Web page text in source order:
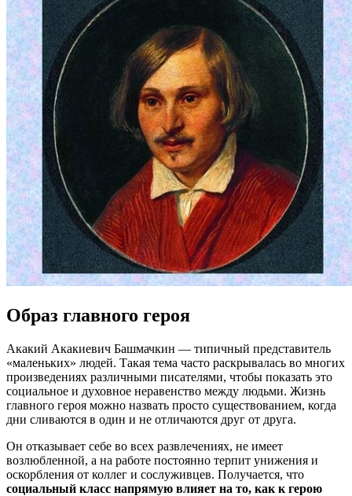
Образ главного героя
Акакий Акакиевич Башмачкин — типичный представитель
«маленьких» людей. Такая тема часто раскрывалась во многих
произведениях различными писателями, чтобы показать это
социальное и духовное неравенство между людьми. Жизнь
главного героя можно назвать просто существованием, когда
дни сливаются в один и не отличаются друг от друга.
Он отказывает себе во всех развлечениях, не имеет
возлюбленной, а на работе постоянно терпит унижения и
оскорбления от коллег и сослуживцев. Получается, что
социальный класс напрямую влияет на то, как к герою